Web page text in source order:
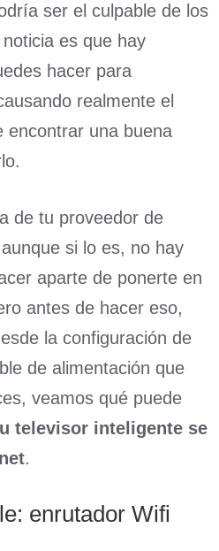
ser el culpable de los
es que hay
hacer para
realmente el
encontrar una buena
de tu proveedor de
si lo es, no hay
aparte de ponerte en
antes de hacer eso,
la configuración de
de alimentación que
veamos qué puede
televisor inteligente se
.
enrutador Wifi